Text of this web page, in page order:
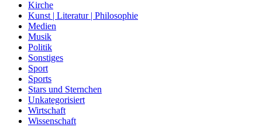
Kirche
Kunst | Literatur | Philosophie
Medien
Musik
Politik
Sonstiges
Sport
Sports
Stars und Sternchen
Unkategorisiert
Wirtschaft
Wissenschaft